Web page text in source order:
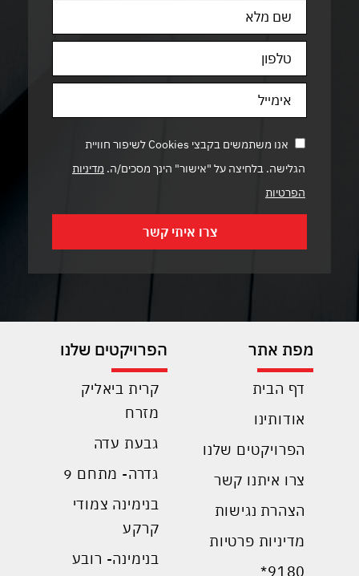
אנו משתמשים בקבצי Cookies לשיפור חוויית
הגלישה. בלחיצה על "אישור" הינך מסכים/ה. מדיניות
הפרטיות
מפת אתר
דף הבית
אודותינו
הפרויקטים שלנו
צרו איתנו קשר
הצהרת נגישות
מדיניות פרטיות
9180*
הפרויקטים שלנו
קרית ביאליק
מזרח
גבעת עדה
גדרה- מתחם 9
בנימינה צמודי
קרקע
בנימינה- רובע